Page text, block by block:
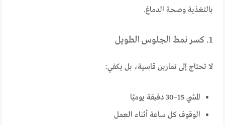
بالتغذية وصحة الدماغ.
1. كسر نمط الجلوس الطويل
لا تحتاج إلى تمارين قاسية، بل يكفي:
المشي 15–30 دقيقة يوميًا
الوقوف كل ساعة أثناء العمل